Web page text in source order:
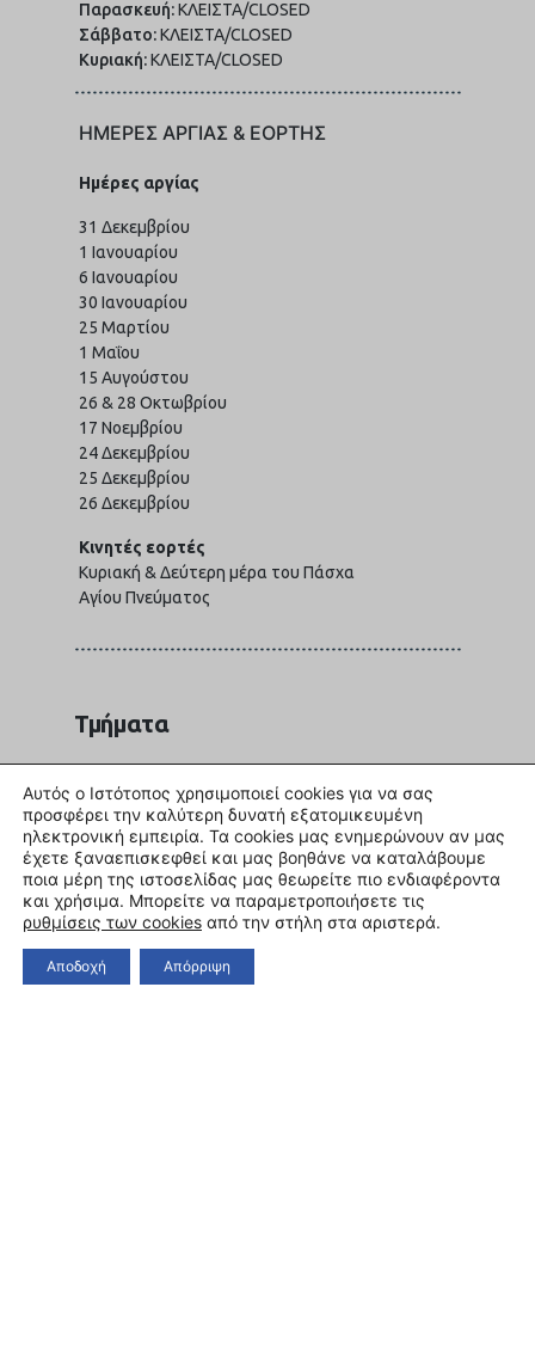
Παρασκευή:ΚΛΕΙΣΤΑ/CLOSED
Σάββατο:ΚΛΕΙΣΤΑ/CLOSED
Κυριακή:ΚΛΕΙΣΤΑ/CLOSED
ΗΜΕΡΕΣ ΑΡΓΙΑΣ & ΕΟΡΤΗΣ
Ημέρες αργίας
31 Δεκεμβρίου
1 Ιανουαρίου
6 Ιανουαρίου
30 Ιανουαρίου
25 Μαρτίου
1 Μαΐου
15 Αυγούστου
26 & 28 Οκτωβρίου
17 Νοεμβρίου
24 Δεκεμβρίου
25 Δεκεμβρίου
26 Δεκεμβρίου
Κινητές εορτές
Κυριακή & Δεύτερη μέρα του Πάσχα
Αγίου Πνεύματος
Τμήματα
Διοίκηση
τηλ.: 2310 991616
director@teloglion.gr
Γραμματεία
τηλ.: 2310 991610
admin@teloglion.gr
teloglion@teloglion.gr
Υποδοχή & Πωλητήριο εντός του
Ιδρύματος
Αυτός ο Ιστότοπος χρησιμοποιεί cookies για να σας
προσφέρει την καλύτερη δυνατή εξατομικευμένη
ηλεκτρονική εμπειρία. Τα cookies μας ενημερώνουν αν μας
έχετε ξαναεπισκεφθεί και μας βοηθάνε να καταλάβουμε
ποια μέρη της ιστοσελίδας μας θεωρείτε πιο ενδιαφέροντα
και χρήσιμα. Μπορείτε να παραμετροποιήσετε τις
ρυθμίσεις των cookies από την στήλη στα αριστερά.
Αποδοχή Απόρριψη